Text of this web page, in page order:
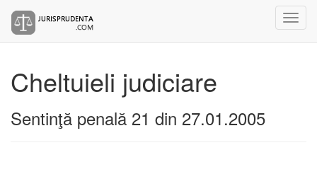
Cheltuieli judiciare
Sentinţă penală 21 din 27.01.2005